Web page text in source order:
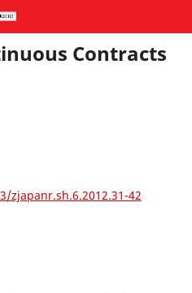
Contracts
zjapanr.sh.6.2012.31-42